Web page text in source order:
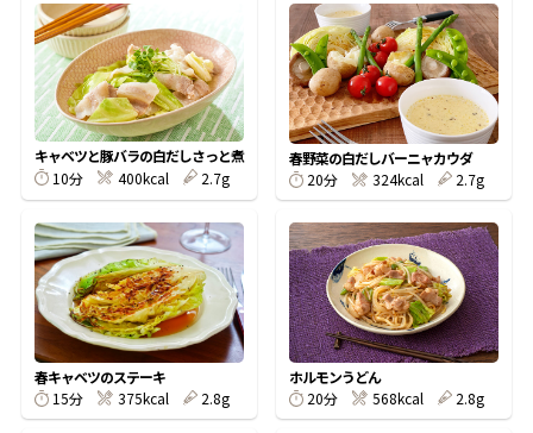
サッと鍋® 楽チン鍋®
かつお節レシピ
めんつゆレシピ
割烹白だしレシピ
レシピ特設サイト
割烹白だしレシピ特集
だし巻き卵特集
だしコミュ
キャベツと豚バラの白だしさっと煮
10分
400kcal 2.7g
春野菜の白だしバーニャカウダ
20分
324kcal 2.7g
春キャベツのステーキ
15分
375kcal 2.8g
ホルモンうどん
20分
568kcal 2.8g